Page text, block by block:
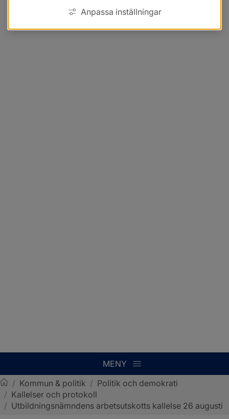
MENY
Sotenäs kommun
/ Kommun & politik / Politik och demokrati
/ Kallelser och protokoll
/ Utbildningsnämndens arbetsutskotts kallelse 26 augusti
Anpassa inställningar